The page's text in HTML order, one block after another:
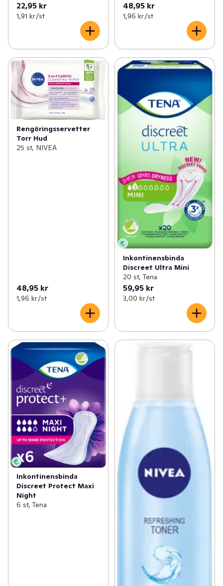
22,95 kr
1,91 kr /st
48,95 kr
1,96 kr /st
Rengöringsservetter
Torr Hud
25 st, NIVEA
48,95 kr
1,96 kr /st
Inkontinensbinda
Discreet Ultra Mini
20 st, Tena
59,95 kr
3,00 kr /st
Inkontinensbinda
Discreet Protect Maxi
Night
6 st, Tena